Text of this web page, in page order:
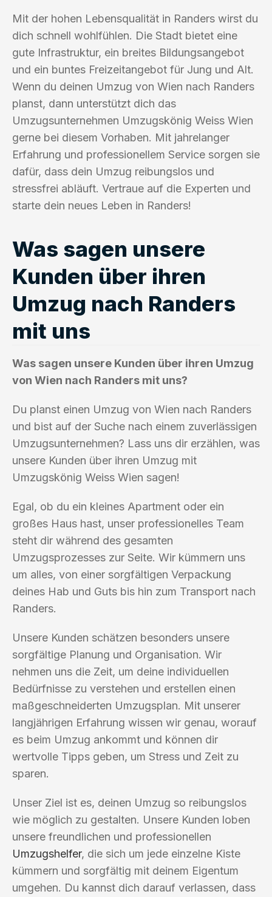
Mit der hohen Lebensqualität in Randers wirst du
dich schnell wohlfühlen. Die Stadt bietet eine
gute Infrastruktur, ein breites Bildungsangebot
und ein buntes Freizeitangebot für Jung und Alt.
Wenn du deinen Umzug von Wien nach Randers
planst, dann unterstützt dich das
Umzugsunternehmen Umzugskönig Weiss Wien
gerne bei diesem Vorhaben. Mit jahrelanger
Erfahrung und professionellem Service sorgen sie
dafür, dass dein Umzug reibungslos und
stressfrei abläuft. Vertraue auf die Experten und
starte dein neues Leben in Randers!
Was sagen unsere
Kunden über ihren
Umzug nach Randers
mit uns
Was sagen unsere Kunden über ihren Umzug
von Wien nach Randers mit uns?
Du planst einen Umzug von Wien nach Randers
und bist auf der Suche nach einem zuverlässigen
Umzugsunternehmen? Lass uns dir erzählen, was
unsere Kunden über ihren Umzug mit
Umzugskönig Weiss Wien sagen!
Egal, ob du ein kleines Apartment oder ein
großes Haus hast, unser professionelles Team
steht dir während des gesamten
Umzugsprozesses zur Seite. Wir kümmern uns
um alles, von einer sorgfältigen Verpackung
deines Hab und Guts bis hin zum Transport nach
Randers.
Unsere Kunden schätzen besonders unsere
sorgfältige Planung und Organisation. Wir
nehmen uns die Zeit, um deine individuellen
Bedürfnisse zu verstehen und erstellen einen
maßgeschneiderten Umzugsplan. Mit unserer
langjährigen Erfahrung wissen wir genau, worauf
es beim Umzug ankommt und können dir
wertvolle Tipps geben, um Stress und Zeit zu
sparen.
Unser Ziel ist es, deinen Umzug so reibungslos
wie möglich zu gestalten. Unsere Kunden loben
unsere freundlichen und professionellen
Umzugshelfer, die sich um jede einzelne Kiste
kümmern und sorgfältig mit deinem Eigentum
umgehen. Du kannst dich darauf verlassen, dass